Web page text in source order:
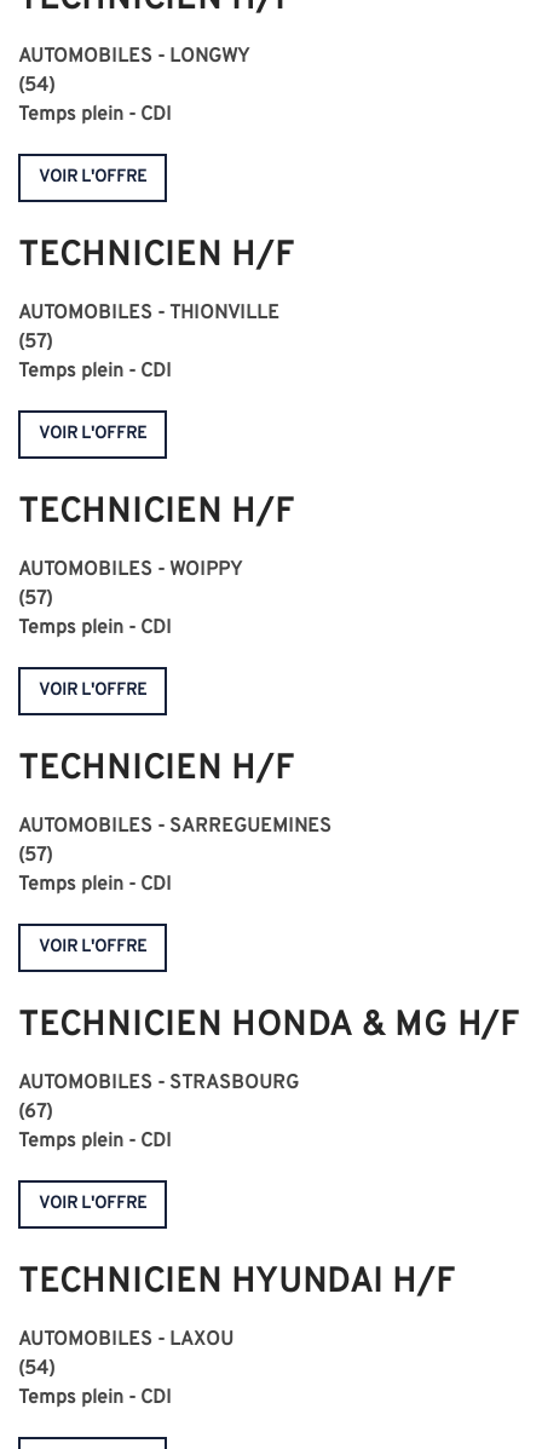
AUTOMOBILES - LONGWY
(54)
Temps plein - CDI
VOIR L'OFFRE
TECHNICIEN H/F
AUTOMOBILES - THIONVILLE
(57)
Temps plein - CDI
VOIR L'OFFRE
TECHNICIEN H/F
AUTOMOBILES - WOIPPY
(57)
Temps plein - CDI
VOIR L'OFFRE
TECHNICIEN H/F
AUTOMOBILES - SARREGUEMINES
(57)
Temps plein - CDI
VOIR L'OFFRE
TECHNICIEN HONDA & MG H/F
AUTOMOBILES - STRASBOURG
(67)
Temps plein - CDI
VOIR L'OFFRE
TECHNICIEN HYUNDAI H/F
AUTOMOBILES - LAXOU
(54)
Temps plein - CDI